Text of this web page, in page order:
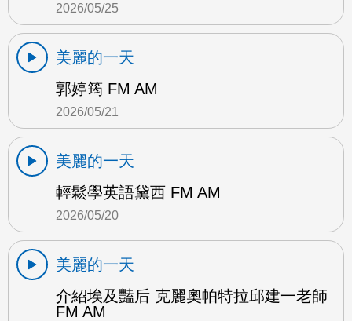
2026/05/25
美麗的一天
郭婷筠 FM AM
2026/05/21
美麗的一天
輕鬆學英語黛西 FM AM
2026/05/20
美麗的一天
介紹埃及豔后 克麗奧帕特拉邱建一老師
FM AM